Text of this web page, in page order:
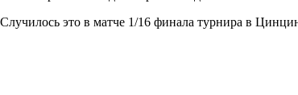
это в матче 1/16 финала турнира в